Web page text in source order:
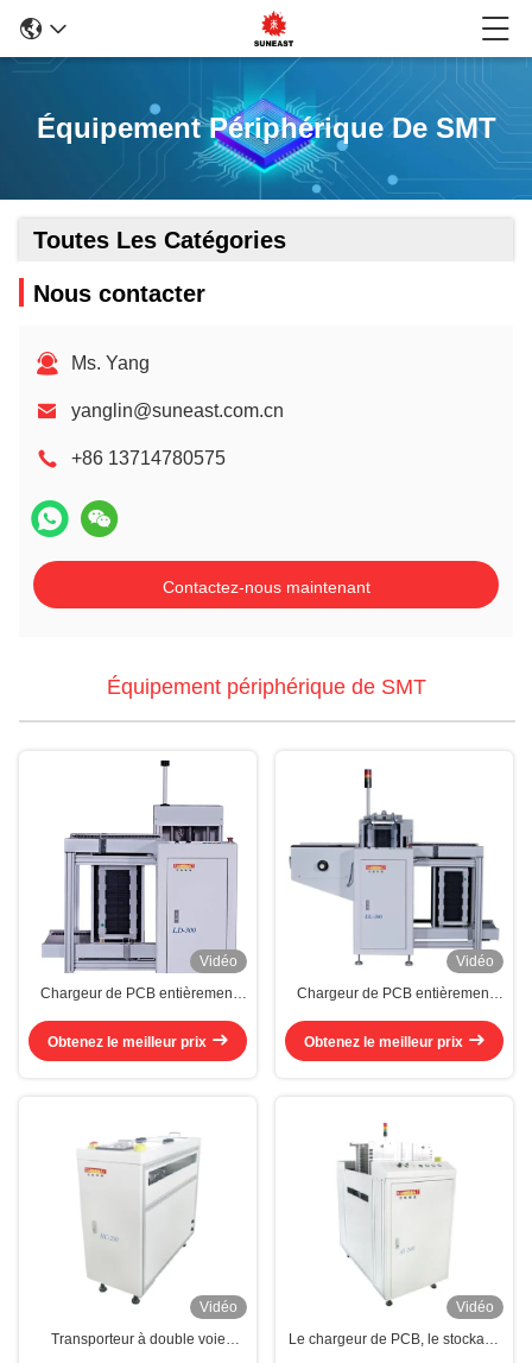
Équipement Périphérique De SMT
Toutes Les Catégories
Nous contacter
Ms. Yang
yanglin@suneast.com.cn
+86 13714780575
Contactez-nous maintenant
Équipement périphérique de SMT
Vidéo
Chargeur de PCB entièrement
Chargeur AC220V
Obtenez le meilleur prix
Vidéo
Chargeur de PCB entièrement
périodique de PCB Suneast
Obtenez le meilleur prix
Vidéo
Transporteur à double voie
Vidéo
Le chargeur de PCB, le stockage